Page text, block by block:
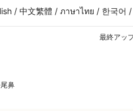
/ 中文繁體 / ภาษาไทย / 한국어
最終アッ
鼻